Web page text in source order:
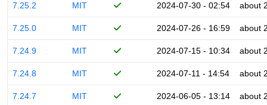
7.25.2 MIT 2024-07-30 - 02:54 about
7.25.0 MIT 2024-07-26 - 16:59 about
7.24.9 MIT 2024-07-15 - 10:34 about
7.24.8 MIT 2024-07-11 - 14:54 about
7.24.7 MIT 2024-06-05 - 13:14 about